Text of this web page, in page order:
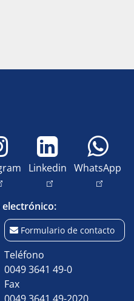
Linkedin WhatsApp
Formulario de contacto
Teléfono
0049 3641 49-0
Fax